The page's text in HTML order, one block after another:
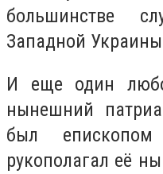
большинстве
Западной
И еще один
нынешний
был
рукополагал её